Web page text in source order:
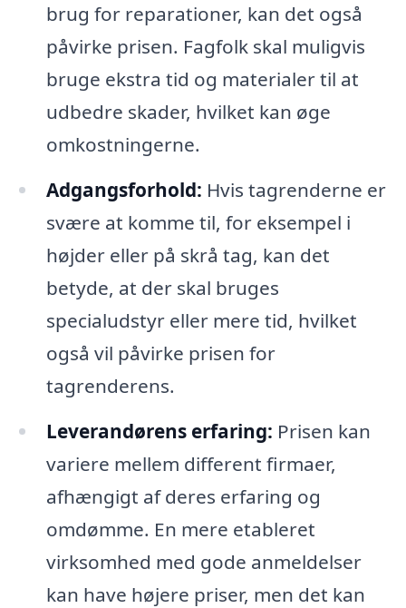
brug for reparationer, kan det også
påvirke prisen. Fagfolk skal muligvis
bruge ekstra tid og materialer til at
udbedre skader, hvilket kan øge
omkostningerne.
Adgangsforhold: Hvis tagrenderne er
svære at komme til, for eksempel i
højder eller på skrå tag, kan det
betyde, at der skal bruges
specialudstyr eller mere tid, hvilket
også vil påvirke prisen for
tagrenderens.
Leverandørens erfaring: Prisen kan
variere mellem different firmaer,
afhængigt af deres erfaring og
omdømme. En mere etableret
virksomhed med gode anmeldelser
kan have højere priser, men det kan